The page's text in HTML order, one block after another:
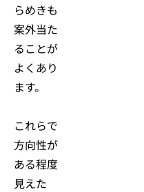
らめきも
案外当た
ることが
よくあり
ます。
これらで
方向性が
ある程度
見えた